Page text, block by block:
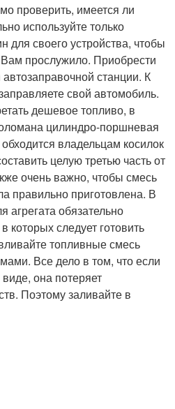
проверить, имеется ли
используйте только
для своего устройства, чтобы
прослужило. Приобрести
станции. К
свой автомобиль.
дешевое топливо, в
цилиндро-поршневая
владельцам косилок
целую третью часть от
очень важно, чтобы смесь
правильно приготовлена. В
агрегата обязательно
которых следует готовить
топливные смесь
Все дело в том, что если
она потеряет
Поэтому заливайте в